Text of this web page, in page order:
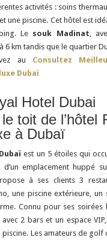
activités : soins
une piscine. Cet hôtel est
Le souk Madinat ,
6 km tandis que le quartier
au Consultez
Dubaï
Hotel Dubai
est un 5 étoiles qui
emplacement huppé
à ses clients 3
une piscine extérieure, un
Connu pour ses soirées
2 bars et un espace
Les amateurs de golf